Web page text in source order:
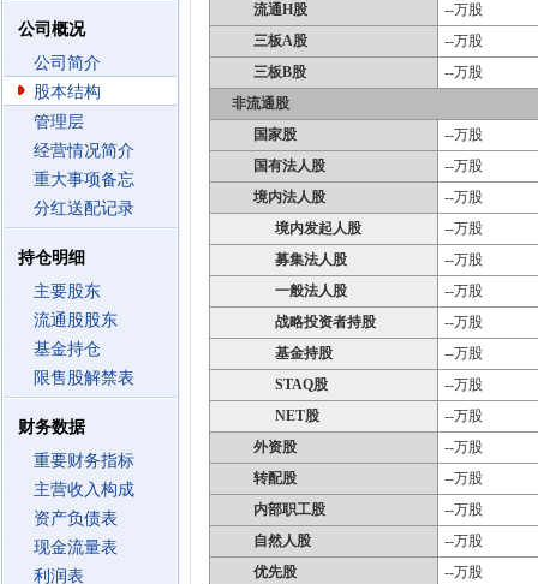
公司概况
公司简介
股本结构
管理层
经营情况简介
重大事项备忘
分红送配记录
持仓明细
主要股东
流通股股东
基金持仓
限售股解禁表
财务数据
重要财务指标
主营收入构成
资产负债表
现金流量表
利润表
流通H股
--万股
三板A股
--万股
三板B股
--万股
非流通股
国家股
--万股
国有法人股
--万股
境内法人股
--万股
境内发起人股
--万股
募集法人股
--万股
一般法人股
--万股
战略投资者持股
--万股
基金持股
--万股
STAQ股
--万股
NET股
--万股
外资股
--万股
转配股
--万股
内部职工股
--万股
自然人股
--万股
优先股
--万股